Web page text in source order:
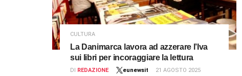
CULTURA
La Danimarca lavora ad azzerare l’Iva
sui libri per incoraggiare la lettura
DI REDAZIONE eunewsit 21 AGOSTO 2025